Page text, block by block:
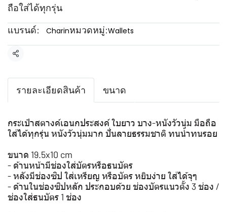
ถือใส่ได้ทุกรุ่น
แบรนด์:
Charinหมวดหมู่:Wallets
แชร์
รายละเอียดสินค้า ขนาด
กระเป๋าสตางค์เอนกประสงค์ ใบยาว บาง-หนังวัวนุ่ม มือถือ
ใส่ได้ทุกรุ่น หนังวัวนุ่มมาก ปั่นลายธรรมชาติ ทนน้ำทนรอย
ขนาด 19.5x10 cm
- ด้านหน้ามีช่องใส่บัตรหรือธนบัตร
- หลังมีช่องซิป ใส่เหรียญ หรือบัตร หยิบง่าย ใส่ได้จุๆ
- ด้านในช่องซิปหลัก ประกอบด้วย ช่องบัตรแนวตั้ง 3 ช่อง /
ช่องใส่ธนบัตร 1 ช่อง